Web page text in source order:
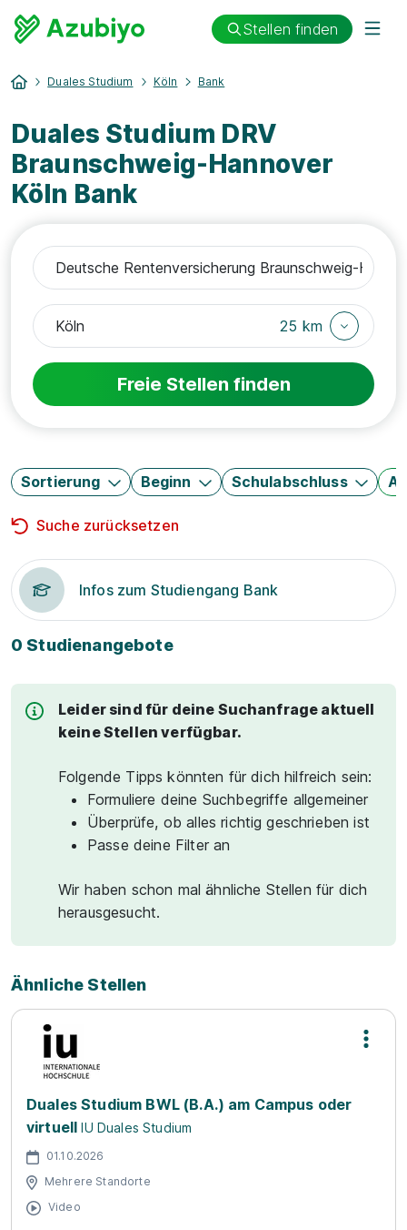
Stellen finden
Duales Studium Köln Bank
Duales Studium DRV
Braunschweig-Hannover
Köln Bank
25 km
Freie Stellen finden
Sortierung Beginn Schulabschluss
Suche zurücksetzen
Infos zum Studiengang Bank
0 Studienangebote
Leider sind für deine Suchanfrage aktuell
keine Stellen verfügbar.
Folgende Tipps könnten für dich hilfreich sein:
Formuliere deine Suchbegriffe allgemeiner
Überprüfe, ob alles richtig geschrieben ist
Passe deine Filter an
Wir haben schon mal ähnliche Stellen für dich
herausgesucht.
Ähnliche Stellen
Duales Studium BWL (B.A.) am Campus oder
virtuell IU Duales Studium
01.10.2026
Mehrere Standorte
Video